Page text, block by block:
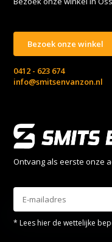
Bezoek onze winkel
0412 - 623 674
info@smitsenvanzon.nl
Ontvang als eerste onze
* Lees hier de wettelijke